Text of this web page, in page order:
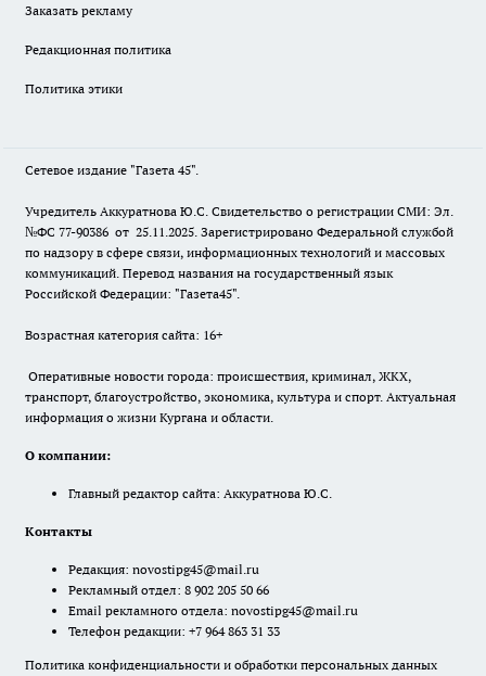
Заказать рекламу
Редакционная политика
Политика этики
Сетевое издание "Газета 45".
Учредитель Аккуратнова Ю.С. Свидетельство о регистрации СМИ: Эл.
№ФС 77-90386 от 25.11.2025. Зарегистрировано Федеральной службой
по надзору в сфере связи, информационных технологий и массовых
коммуникаций. Перевод названия на государственный язык
Российской Федерации: "Газета45".
Возрастная категория сайта: 16+
Оперативные новости города: происшествия, криминал, ЖКХ,
транспорт, благоустройство, экономика, культура и спорт. Актуальная
информация о жизни Кургана и области.
О компании:
Главный редактор сайта: Аккуратнова Ю.С.
Контакты
Редакция: novostipg45@mail.ru
Рекламный отдел: 8 902 205 50 66
Email рекламного отдела: novostipg45@mail.ru
Телефон редакции: +7 964 863 31 33
Политика конфиденциальности и обработки персональных данных